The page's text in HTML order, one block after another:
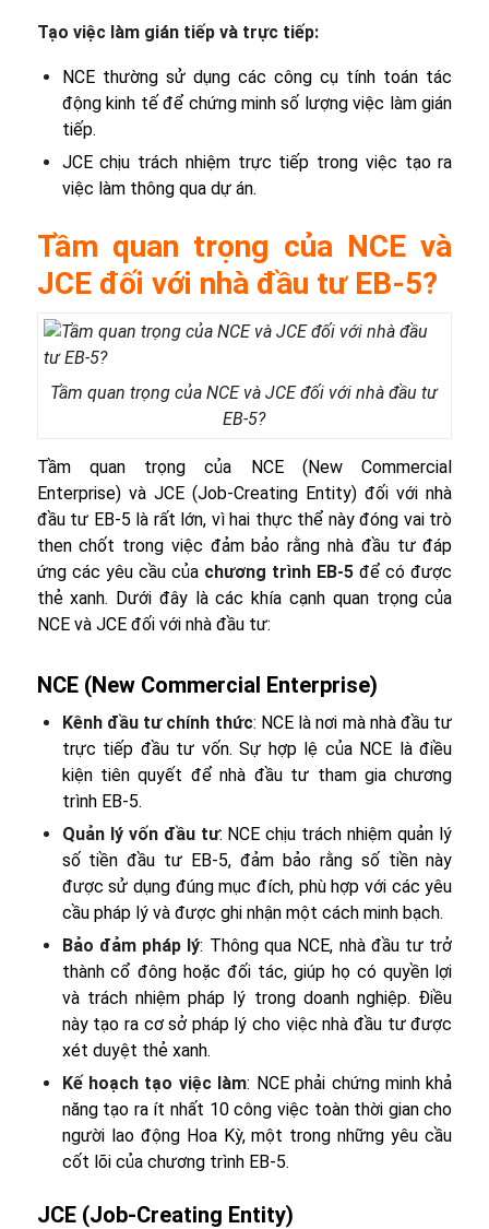
Tạo việc làm gián tiếp và trực tiếp:
NCE thường sử dụng các công cụ tính toán tác
động kinh tế để chứng minh số lượng việc làm gián
tiếp.
JCE chịu trách nhiệm trực tiếp trong việc tạo ra
việc làm thông qua dự án.
Tầm quan trọng của NCE và
JCE đối với nhà đầu tư EB-5?
Tầm quan trọng của NCE và JCE đối với nhà đầu tư
EB-5?
Tầm quan trọng của NCE (New Commercial
Enterprise) và JCE (Job-Creating Entity) đối với nhà
đầu tư EB-5 là rất lớn, vì hai thực thể này đóng vai trò
then chốt trong việc đảm bảo rằng nhà đầu tư đáp
ứng các yêu cầu của chương trình EB-5 để có được
thẻ xanh. Dưới đây là các khía cạnh quan trọng của
NCE và JCE đối với nhà đầu tư:
NCE (New Commercial Enterprise)
Kênh đầu tư chính thức: NCE là nơi mà nhà đầu tư
trực tiếp đầu tư vốn. Sự hợp lệ của NCE là điều
kiện tiên quyết để nhà đầu tư tham gia chương
trình EB-5.
Quản lý vốn đầu tư: NCE chịu trách nhiệm quản lý
số tiền đầu tư EB-5, đảm bảo rằng số tiền này
được sử dụng đúng mục đích, phù hợp với các yêu
cầu pháp lý và được ghi nhận một cách minh bạch.
Bảo đảm pháp lý: Thông qua NCE, nhà đầu tư trở
thành cổ đông hoặc đối tác, giúp họ có quyền lợi
và trách nhiệm pháp lý trong doanh nghiệp. Điều
này tạo ra cơ sở pháp lý cho việc nhà đầu tư được
xét duyệt thẻ xanh.
Kế hoạch tạo việc làm: NCE phải chứng minh khả
năng tạo ra ít nhất 10 công việc toàn thời gian cho
người lao động Hoa Kỳ, một trong những yêu cầu
cốt lõi của chương trình EB-5.
JCE (Job-Creating Entity)